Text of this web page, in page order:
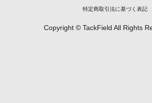
特定商取引法に基づく表記
Copyright © TackField All Rights